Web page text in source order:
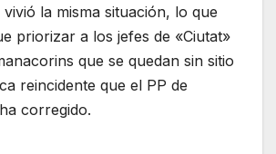
vivió la misma situación, lo que
priorizar a los jefes de «Ciutat»
que se quedan sin sitio
reincidente que el PP de
corregido.